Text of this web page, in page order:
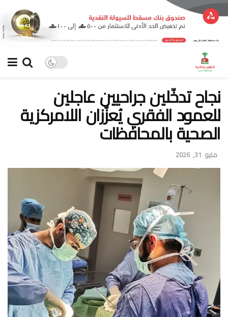
نجاح تدخّلين جراحيين عاجلين
للعمود الفقري يُعزّزان اللامركزية
الصحية بالمحافظات
مايو 31, 2026